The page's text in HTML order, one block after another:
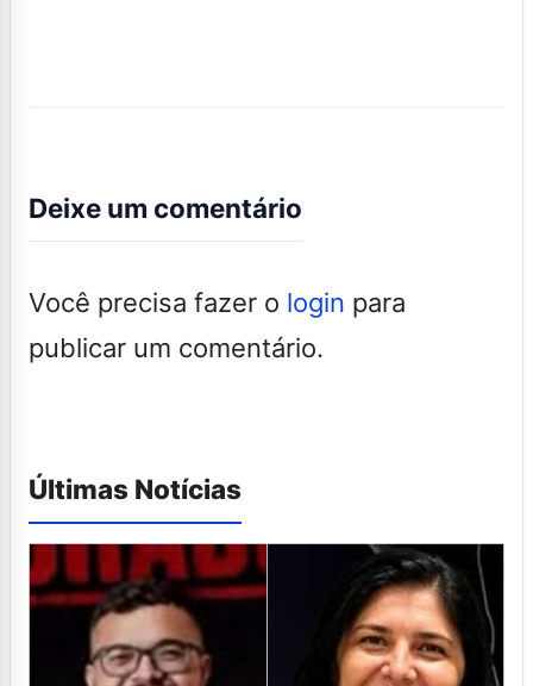
Deixe um comentário
Você precisa fazer o login para
publicar um comentário.
Últimas Notícias